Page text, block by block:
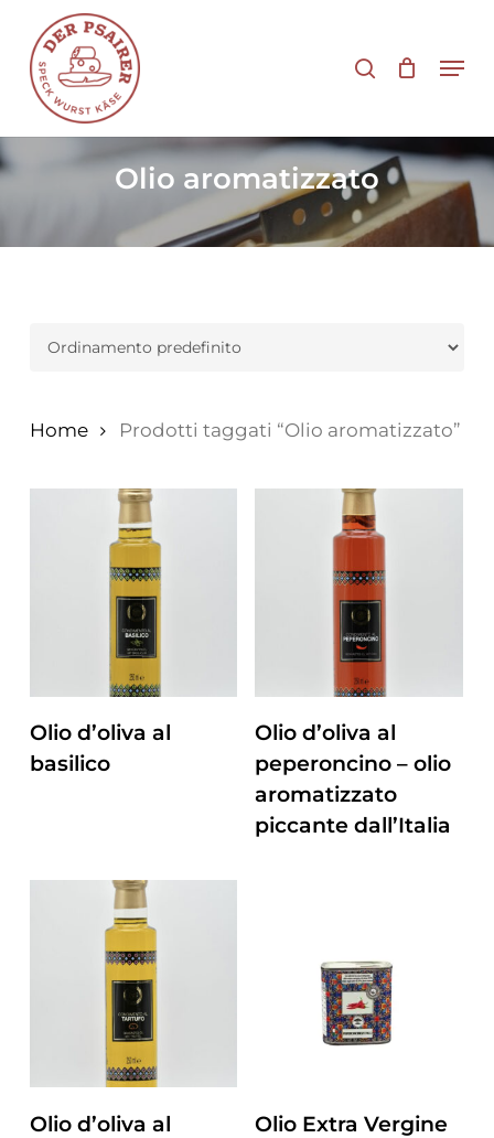
contenuto
principale
Olio aromatizzato
Home Prodotti taggati “Olio aromatizzato”
ZUM PRODUKT
Olio d’oliva al
basilico
ZUM PRODUKT
Olio d’oliva al
peperoncino – olio
aromatizzato
piccante dall’Italia
Olio d’oliva al
Olio Extra Vergine